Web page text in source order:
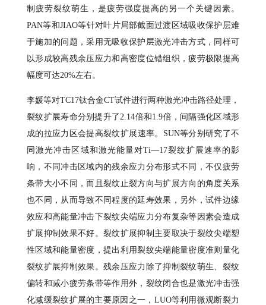
制疲劳裂纹萌生，是疲劳强度提高的另一个关键因素。
PAN等和JIAO等针对叶片局部截面过渡区域吸收保护层难
于施加的问题，采用无吸收保护层激光冲击方式，同样可
以形成较高残余压应力和高密度位错组织，疲劳极限提高
幅度可达20%左右。
李媛等对TC17钛合金CT试件进行两种激光冲击路径处理，
裂纹扩展寿命分别提升了2.14倍和1.9倍，间隔强化区域形
成的拉应力区会提高裂纹扩展速率。SUN等分别研究了不
同激光冲击区域和激光能量对Ti—17裂纹扩展速率的影
响，不同冲击区域内的残余应力分布形式不同，不仅疲劳
条带大小不同，而且裂纹止裂方向与扩展方向的角度关系
也不同，从而导致不同程度的延寿效果，另外，试件边缘
效应和高能量冲击下裂纹尖端应力分布复杂等因素会造成
扩展抑制效果不好。裂纹扩展抑制主要取决于裂纹尖端塑
性区域和能量密度，提出利用裂纹尖端能量密度准则量化
裂纹扩展抑制效果。残余压应力除了抑制裂纹萌生、裂纹
偏转和减小疲劳条带等作用外，裂纹闭合也是激光冲击强
化减缓裂纹扩展的主要原因之一，LUO等利用微观断裂力